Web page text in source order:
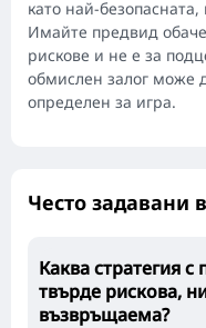
като най-
Имайте предвид
рискове и не е за
обмислен залог може
определен за игра.
Често задавани
Каква стратегия с
твърде рискова,
възвръщаема?